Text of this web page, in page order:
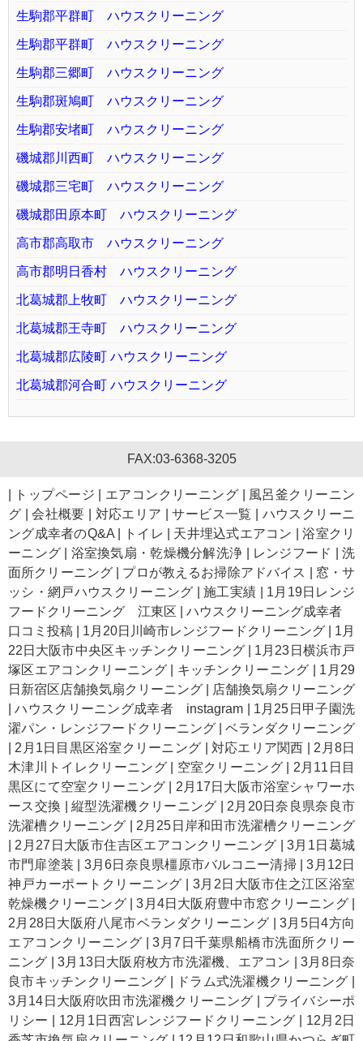
生駒郡平群町 ハウスクリーニング
生駒郡平群町 ハウスクリーニング
生駒郡三郷町 ハウスクリーニング
生駒郡斑鳩町 ハウスクリーニング
生駒郡安堵町 ハウスクリーニング
磯城郡川西町 ハウスクリーニング
磯城郡三宅町 ハウスクリーニング
磯城郡田原本町 ハウスクリーニング
高市郡高取市 ハウスクリーニング
高市郡明日香村 ハウスクリーニング
北葛城郡上牧町 ハウスクリーニング
北葛城郡王寺町 ハウスクリーニング
北葛城郡広陵町 ハウスクリーニング
北葛城郡河合町 ハウスクリーニング
FAX:03-6368-3205
トップページ エアコンクリーニング
風呂釜クリーニン
グ |会社概要 対応エリア |サービス一覧
ハウスクリーニ
ング成幸者のQ&A| トイレ 天井埋込式エアコン |浴室クリ
ーニング
浴室換気扇・乾燥機分解洗浄 レンジフード |洗
面所クリーニング
プロが教えるお掃除アドバイス
窓・サ
ッシ・網戸ハウスクリーニング |施工実績
1月19日レンジ
フードクリーニング 江東区
ハウスクリーニング成幸者
口コミ投稿
1月20日川崎市レンジフードクリーニング
1月
22日大阪市中央区キッチンクリーニング
1月23日横浜市戸
塚区エアコンクリーニング| キッチンクリーニング
1月29
日新宿区店舗換気扇クリーニング
店舗換気扇クリーニング
|ハウスクリーニング成幸者 instagram
1月25日甲子園洗
濯パン・レンジフードクリーニング
ベランダクリーニング
2月1日目黒区浴室クリーニング 対応エリア関西
2月8日
木津川トイレクリーニング| 空室クリーニング
2月11日目
黒区にて空室クリーニング
2月17日大阪市浴室シャワーホ
ース交換
縦型洗濯機クリーニング
2月20日奈良県奈良市
洗濯槽クリーニング
2月25日岸和田市洗濯槽クリーニング
2月27日大阪市住吉区エアコンクリーニング |3月1日葛城
市門扉塗装
3月6日奈良県橿原市バルコニー清掃|3月12日
神戸カーポートクリーニング
3月2日大阪市住之江区浴室
乾燥機クリーニング|3月4日大阪府豊中市窓クリーニング|
2月28日大阪府八尾市ベランダクリーニング
3月5日4方向
エアコンクリーニング |3月7日千葉県船橋市洗面所クリー
ニング |3月13日大阪府枚方市洗濯機、エアコン |3月8日奈
良市キッチンクリーニング
ドラム式洗濯機クリーニング
3月14日大阪府吹田市洗濯機クリーニング
プライバシーポ
リシー
12月1日西宮レンジフードクリーニング
12月2日